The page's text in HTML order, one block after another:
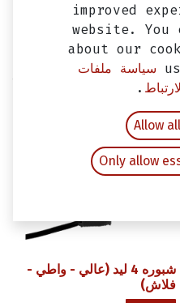
شبوره 4 ليد (عالي - واطي -
فلاش)
improved
website. You
about our
سياسة ملفات
.
Allow
Only allow